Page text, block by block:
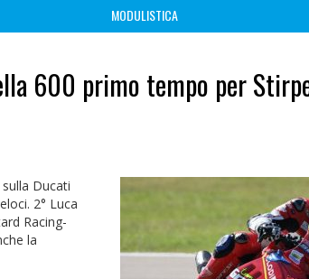
MODULISTICA
600 primo tempo per
Ducati
2° Luca
Racing-
la